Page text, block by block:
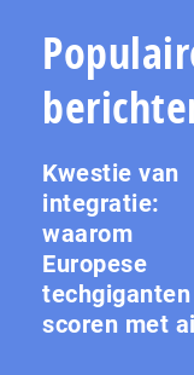
Kwestie van
integratie:
waarom
Europese
techgiganten
scoren met ai